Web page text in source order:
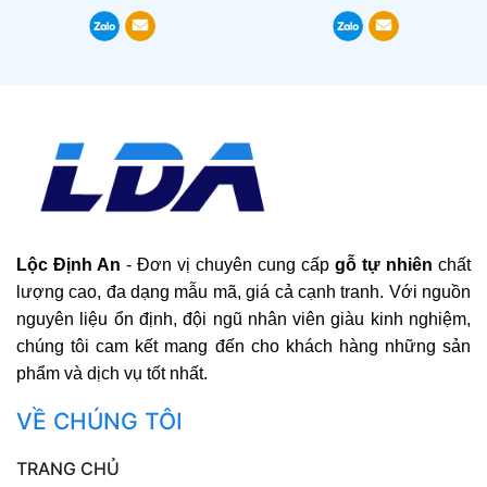
Lộc Định An - Đơn vị chuyên cung cấp gỗ tự nhiên chất
lượng cao, đa dạng mẫu mã, giá cả cạnh tranh. Với nguồn
nguyên liệu ổn định, đội ngũ nhân viên giàu kinh nghiệm,
chúng tôi cam kết mang đến cho khách hàng những sản
phẩm và dịch vụ tốt nhất.
VỀ CHÚNG TÔI
TRANG CHỦ